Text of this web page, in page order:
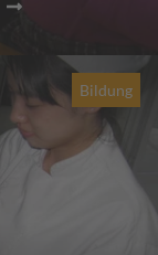
Bildung